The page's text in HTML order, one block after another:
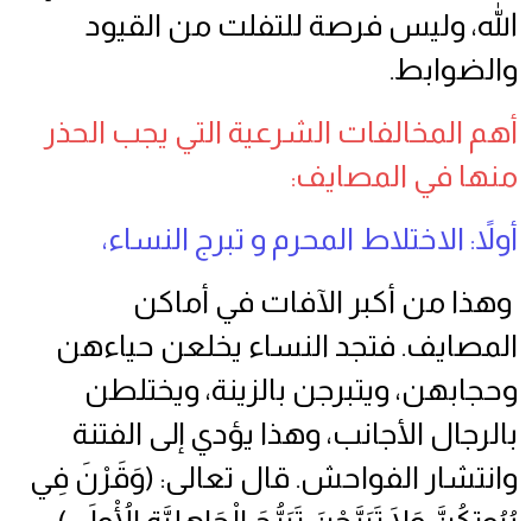
الله، وليس فرصة للتفلت من القيود
والضوابط.
أهم المخالفات الشرعية التي يجب الحذر
منها في المصايف:
أولاً: الاختلاط المحرم و تبرج النساء،
وهذا من أكبر الآفات في أماكن
المصايف. فتجد النساء يخلعن حياءهن
وحجابهن، ويتبرجن بالزينة، ويختلطن
بالرجال الأجانب، وهذا يؤدي إلى الفتنة
وانتشار الفواحش. قال تعالى: (وَقَرْنَ فِي